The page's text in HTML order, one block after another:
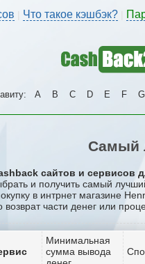
Что такое кэшбэк?
A B C D E F G
Самый
сайтов и сервисов
и получить самый
в интрнет магазине
возврат части денег или
Минимальная
сумма вывода